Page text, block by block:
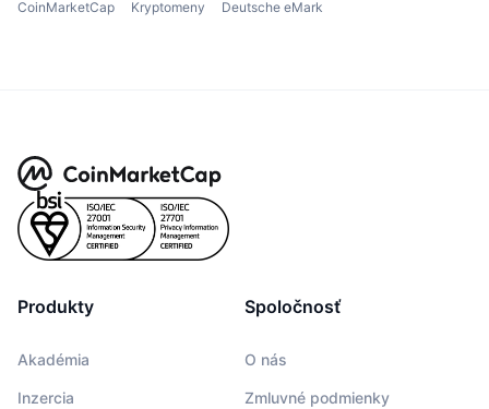
CoinMarketCap Kryptomeny Deutsche eMark
Produkty
Akadémia
Inzercia
Spoločnosť
O nás
Zmluvné podmienky